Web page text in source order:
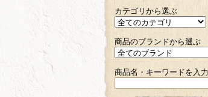
カテゴリから選ぶ
商品のブランドから選ぶ
商品名・キーワードを入力